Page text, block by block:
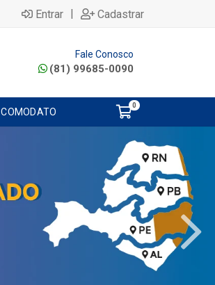
Entrar | Cadastrar
Fale Conosco
(81) 99685-0090
COMODATO
0